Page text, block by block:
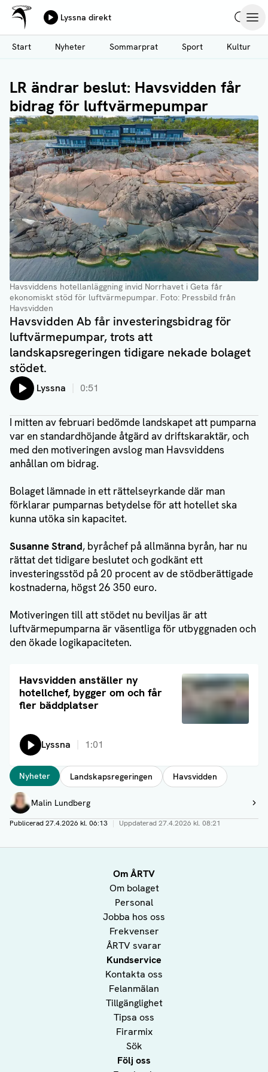
Hoppa
till
huvudinnehåll
Ålands Radio & TV
Lyssna direkt
Start
Nyheter Sommarprat Sport Kultur
LR ändrar beslut: Havsvidden får
bidrag för luftvärmepumpar
Havsviddens hotellanläggning invid Norrhavet i Geta får
ekonomiskt stöd för luftvärmepumpar. Foto: Pressbild från
Havsvidden
Havsvidden Ab får investeringsbidrag för
luftvärmepumpar, trots att
landskapsregeringen tidigare nekade bolaget
stödet.
Lyssna 0:51
I mitten av februari bedömde landskapet att pumparna
var en standardhöjande åtgärd av driftskaraktär, och
med den motiveringen avslog man Havsviddens
anhållan om bidrag.
Bolaget lämnade in ett rättelseyrkande där man
förklarar pumparnas betydelse för att hotellet ska
kunna utöka sin kapacitet.
Susanne Strand, byråchef på allmänna byrån, har nu
rättat det tidigare beslutet och godkänt ett
investeringsstöd på 20 procent av de stödberättigade
kostnaderna, högst 26 350 euro.
Motiveringen till att stödet nu beviljas är att
luftvärmepumparna är väsentliga för utbyggnaden och
den ökade logikapaciteten.
Havsvidden anställer ny
hotellchef, bygger om och får
fler bäddplatser
Läs artikel
Lyssna 1:01
Taggar
Nyheter Landskapsregeringen Havsvidden
Författare
Malin Lundberg
Visa profil
Publicerad27.4.2026 kl. 06:13 | Uppdaterad27.4.2026 kl. 08:21
Om ÅRTV
Om bolaget
Personal
Jobba hos oss
Frekvenser
ÅRTV svarar
Kundservice
Kontakta oss
Felanmälan
Tillgänglighet
Tipsa oss
Firarmix
Sök
Följ oss